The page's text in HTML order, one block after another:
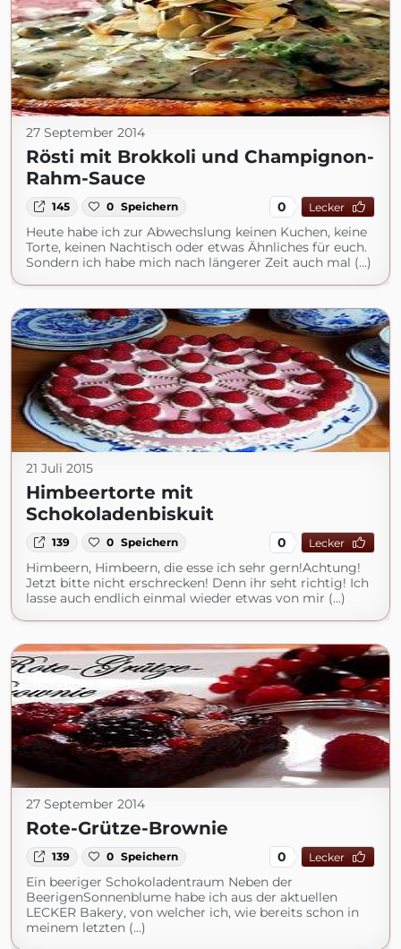
27 September 2014
Rösti mit Brokkoli und Champignon-
Rahm-Sauce
145 0 Speichern 0 Lecker
Heute habe ich zur Abwechslung keinen Kuchen, keine
Torte, keinen Nachtisch oder etwas Ähnliches für euch.
Sondern ich habe mich nach längerer Zeit auch mal (...)
21 Juli 2015
Himbeertorte mit
Schokoladenbiskuit
139 0 Speichern 0 Lecker
Himbeern, Himbeern, die esse ich sehr gern!Achtung!
Jetzt bitte nicht erschrecken! Denn ihr seht richtig! Ich
lasse auch endlich einmal wieder etwas von mir (...)
27 September 2014
Rote-Grütze-Brownie
139 0 Speichern 0 Lecker
Ein beeriger Schokoladentraum Neben der
BeerigenSonnenblume habe ich aus der aktuellen
LECKER Bakery, von welcher ich, wie bereits schon in
meinem letzten (...)